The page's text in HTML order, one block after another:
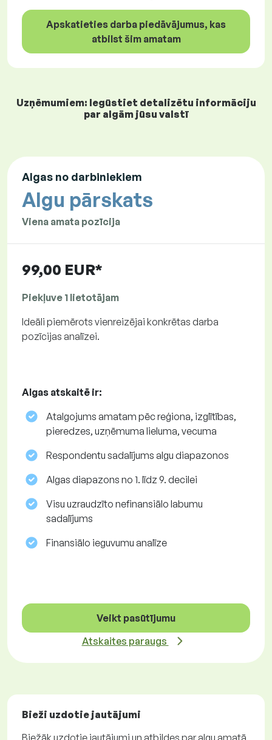
Apskatieties darba piedāvājumus, kas
atbilst šim amatam
Uzņēmumiem: Iegūstiet detalizētu informāciju
par algām jūsu valstī
Algas no darbiniekiem
Algu pārskats
Viena amata pozīcija
99,00 EUR*
Piekļuve 1 lietotājam
Ideāli piemērots vienreizējai konkrētas darba
pozīcijas analīzei.
Algas atskaitē ir:
Atalgojums amatam pēc reģiona, izglītības,
pieredzes, uzņēmuma lieluma, vecuma
Respondentu sadalījums algu diapazonos
Algas diapazons no 1. līdz 9. decilei
Visu uzraudzīto nefinansiālo labumu
sadalījums
Finansiālo ieguvumu analīze
Veikt pasūtījumu
Atskaites paraugs
Bieži uzdotie jautājumi